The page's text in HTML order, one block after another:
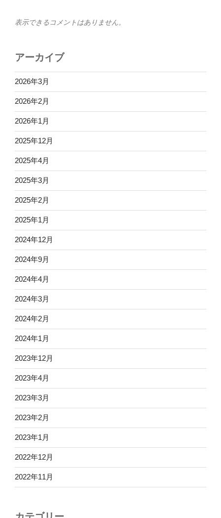
表示できるコメントはありません。
アーカイブ
2026年3月
2026年2月
2026年1月
2025年12月
2025年4月
2025年3月
2025年2月
2025年1月
2024年12月
2024年9月
2024年4月
2024年3月
2024年2月
2024年1月
2023年12月
2023年4月
2023年3月
2023年2月
2023年1月
2022年12月
2022年11月